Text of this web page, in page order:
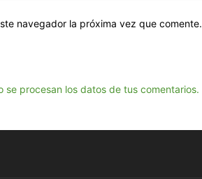
navegador la próxima vez que comente.
se procesan los datos de tus comentarios.